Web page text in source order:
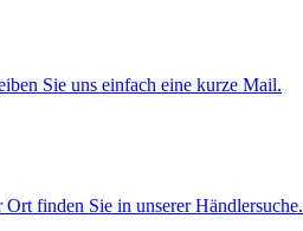
Sie uns einfach eine kurze Mail.
finden Sie in unserer Händlersuche.